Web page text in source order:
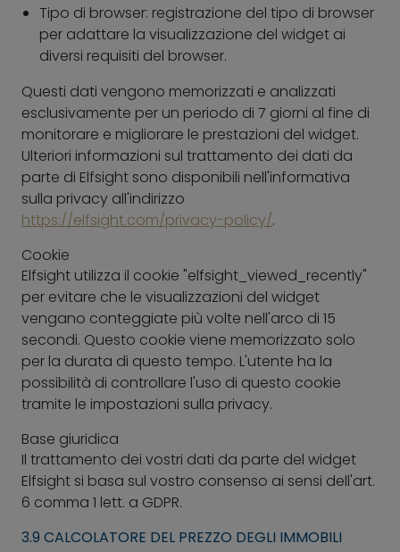
Tipo di browser: registrazione del tipo di browser
per adattare la visualizzazione del widget ai
diversi requisiti del browser.
Questi dati vengono memorizzati e analizzati
esclusivamente per un periodo di 7 giorni al fine di
monitorare e migliorare le prestazioni del widget.
Ulteriori informazioni sul trattamento dei dati da
parte di Elfsight sono disponibili nell'informativa
sulla privacy all'indirizzo
https://elfsight.com/privacy-policy/.
Cookie
Elfsight utilizza il cookie "elfsight_viewed_recently"
per evitare che le visualizzazioni del widget
vengano conteggiate più volte nell'arco di 15
secondi. Questo cookie viene memorizzato solo
per la durata di questo tempo. L'utente ha la
possibilità di controllare l'uso di questo cookie
tramite le impostazioni sulla privacy.
Base giuridica
Il trattamento dei vostri dati da parte del widget
Elfsight si basa sul vostro consenso ai sensi dell'art.
6 comma 1 lett. a GDPR.
3.9 CALCOLATORE DEL PREZZO DEGLI IMMOBILI